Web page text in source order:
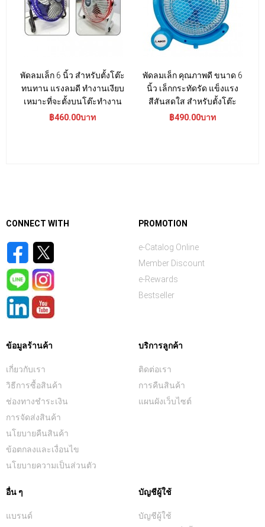
พัดลมเล็ก 6 นิ้ว สำหรับตั้งโต๊ะ
ทนทาน แรงลมดี ทำงานเงียบ
เหมาะที่จะตั้งบนโต๊ะทำงาน
฿460.00บาท
พัดลมเล็ก คุณภาพดี ขนาด 6
นิ้ว เล็กกระทัดรัด แข็งแรง
สีสันสดใส สำหรับตั้งโต๊ะ
฿490.00บาท
CONNECT WITH PROMOTION
e-Catalog Online
Member Discount
e-Rewards
Bestseller
ข้อมูลร้านค้า
เกี่ยวกับเรา
วิธีการซื้อสินค้า
ช่องทางชำระเงิน
การจัดส่งสินค้า
นโยบายคืนสินค้า
ข้อตกลงและเงื่อนไข
นโยบายความเป็นส่วนตัว
บริการลูกค้า
ติดต่อเรา
การคืนสินค้า
แผนผังเว็บไซต์
อื่น ๆ
แบรนด์
บัญชีผู้ใช้
บัญชีผู้ใช้